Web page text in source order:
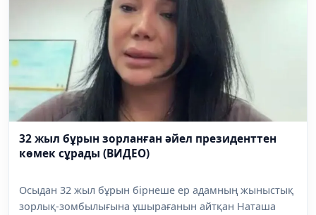
32 жыл бұрын зорланған әйел президенттен
көмек сұрады (ВИДЕО)
Осыдан 32 жыл бұрын бірнеше ер адамның жыныстық
зорлық-зомбылығына ұшырағанын айтқан Наташа